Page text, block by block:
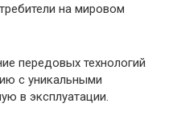
на мировом
передовых технологий
с уникальными
в эксплуатации.